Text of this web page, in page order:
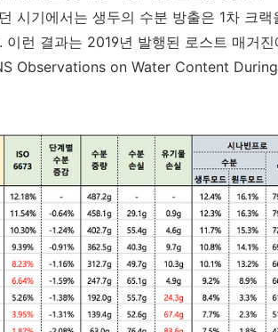
시기에서는 생두의 수분 방출은 1차 크
런 결과는 2019년 발행된 로스트 매거진
Observations on Water Content